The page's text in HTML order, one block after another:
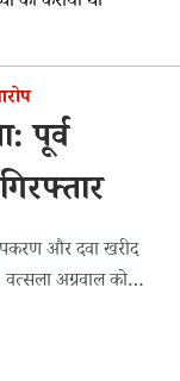
पूर्व
और दवा खरीद
अग्रवाल को